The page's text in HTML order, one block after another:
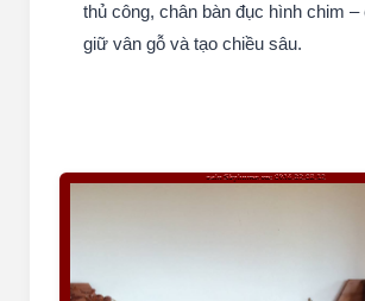
thủ công, chân bàn đục hình chim
giữ vân gỗ và tạo chiều sâu.